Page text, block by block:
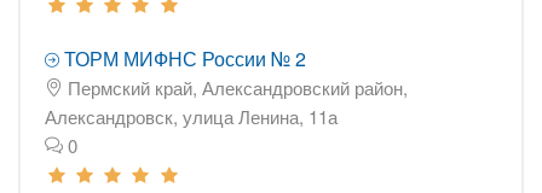
ТОРМ МИФНС России № 2
Пермский край, Александровский район,
Александровск, улица Ленина, 11а
0